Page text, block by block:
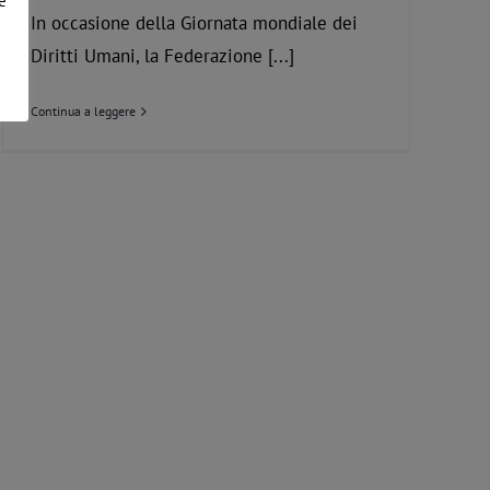
In occasione della Giornata mondiale dei
Diritti Umani, la Federazione [...]
Continua a leggere